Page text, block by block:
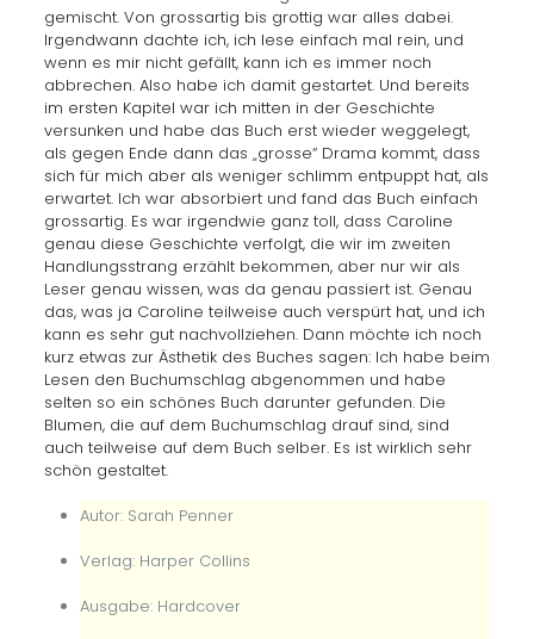
gemischt. Von grossartig bis grottig war alles dabei.
Irgendwann dachte ich, ich lese einfach mal rein, und
wenn es mir nicht gefällt, kann ich es immer noch
abbrechen. Also habe ich damit gestartet. Und bereits
im ersten Kapitel war ich mitten in der Geschichte
versunken und habe das Buch erst wieder weggelegt,
als gegen Ende dann das „grosse“ Drama kommt, dass
sich für mich aber als weniger schlimm entpuppt hat, als
erwartet. Ich war absorbiert und fand das Buch einfach
grossartig. Es war irgendwie ganz toll, dass Caroline
genau diese Geschichte verfolgt, die wir im zweiten
Handlungsstrang erzählt bekommen, aber nur wir als
Leser genau wissen, was da genau passiert ist. Genau
das, was ja Caroline teilweise auch verspürt hat, und ich
kann es sehr gut nachvollziehen. Dann möchte ich noch
kurz etwas zur Ästhetik des Buches sagen: Ich habe beim
Lesen den Buchumschlag abgenommen und habe
selten so ein schönes Buch darunter gefunden. Die
Blumen, die auf dem Buchumschlag drauf sind, sind
auch teilweise auf dem Buch selber. Es ist wirklich sehr
schön gestaltet.
Autor: Sarah Penner
Verlag: Harper Collins
Ausgabe: Hardcover